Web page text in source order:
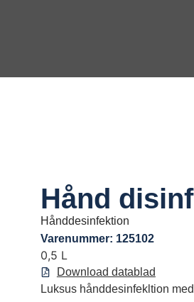
Hånd
Hånddesinfektion
Varenummer: 125102
0,5 L
Download datablad
Luksus hånddesinfekltion